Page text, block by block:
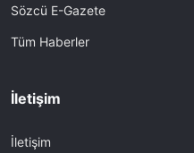
Sözcü E-Gazete
Tüm Haberler
İletişim
İletişim